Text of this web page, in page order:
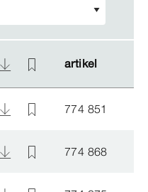
artikel
artikel
774 851
774 868